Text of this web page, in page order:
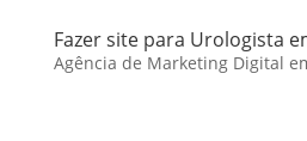
Fazer site para Urologista
Agência de Marketing Digital